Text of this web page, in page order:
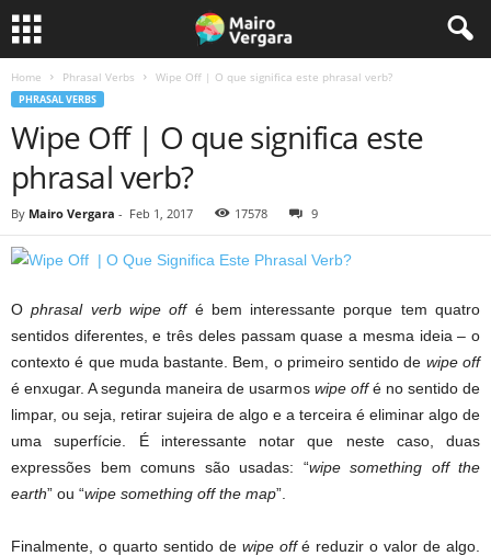
Home Phrasal Verbs Wipe Off | O que significa este phrasal verb?
PHRASAL VERBS
Wipe Off | O que significa este
phrasal verb?
By Mairo Vergara - Feb 1, 2017 17578 9
Ophrasal verb wipe off é bem interessante porque tem quatro
sentidos diferentes, e três deles passam quase a mesma ideia – o
contexto é que muda bastante. Bem, o primeiro sentido de wipe off
é enxugar. A segunda maneira de usarmos wipe offé no sentido de
limpar, ou seja, retirar sujeira de algo e a terceira é eliminar algo de
uma superfície. É interessante notar que neste caso, duas
expressões bem comuns são usadas: “wipe something off the
earth” ou “wipe something off the map”.
Finalmente, o quarto sentido de wipe offé reduzir o valor de algo.